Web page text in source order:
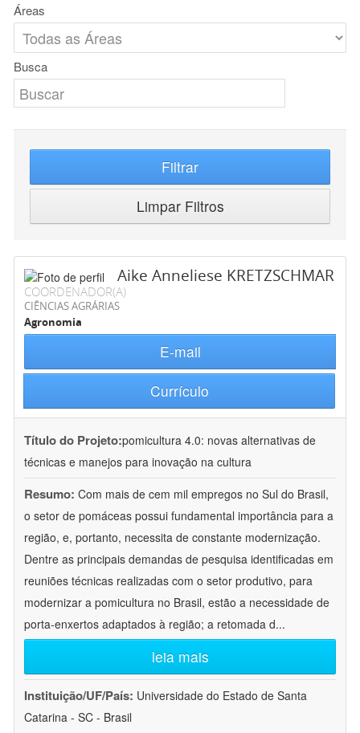
Áreas
Busca
Filtrar
Limpar Filtros
Aike Anneliese KRETZSCHMAR
COORDENADOR(A)
CIÊNCIAS AGRÁRIAS
Agronomia
E-mail
Currículo
Título do Projeto:pomicultura 4.0: novas alternativas de
técnicas e manejos para inovação na cultura
Resumo: Com mais de cem mil empregos no Sul do Brasil,
o setor de pomáceas possui fundamental importância para a
região, e, portanto, necessita de constante modernização.
Dentre as principais demandas de pesquisa identificadas em
reuniões técnicas realizadas com o setor produtivo, para
modernizar a pomicultura no Brasil, estão a necessidade de
porta-enxertos adaptados à região; a retomada d...
leia mais
Instituição/UF/País: Universidade do Estado de Santa
Catarina - SC - Brasil